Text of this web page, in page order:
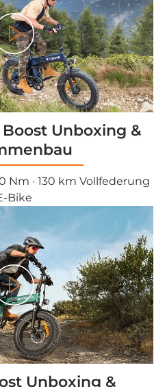
Play
Unboxing &
Nm · 130 km Vollfederung
Bike
Play
Unboxing &